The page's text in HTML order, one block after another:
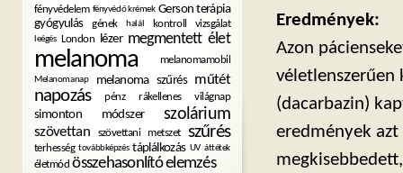
Eredmények:
Azon
véletlenszerűen
(dacarbazin)
eredmények
fényvédelem fényvédő krémek Gerson terápia
gyógyulás
gének halál kontroll vizsgálat
leégés London lézer megmentett élet
melanoma melanomamobil
Melanomanap melanoma szűrés műtét
napozás pénz rákellenes világnap
simonton módszer szolárium
szövettan szövettani metszet szűrés
terhesség továbbképzés táplálkozás UV áttétek
életmód összehasonlító elemzés